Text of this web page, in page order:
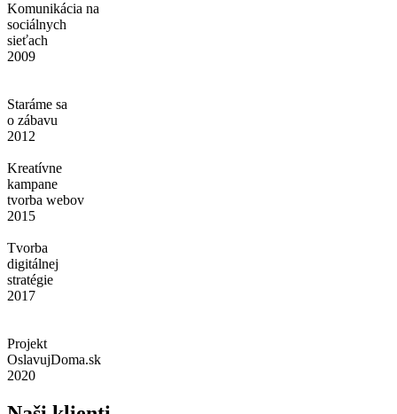
Komunikácia na
sociálnych
sieťach
2009
Staráme sa
o zábavu
2012
Kreatívne
kampane
tvorba webov
2015
Tvorba
digitálnej
stratégie
2017
Projekt
OslavujDoma.sk
2020